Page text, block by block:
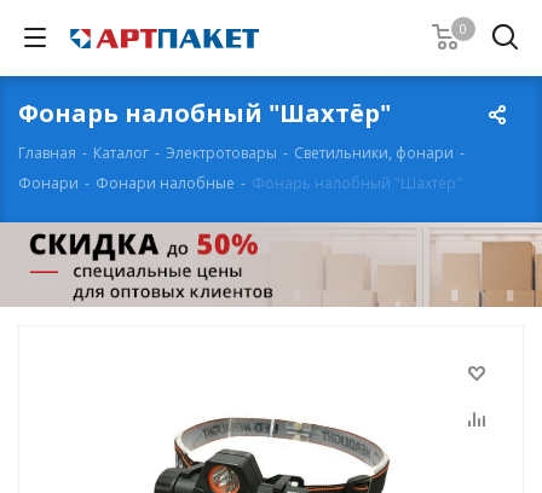
0
Фонарь налобный "Шахтёр"
Главная - Каталог - Электротовары - Светильники, фонари -
Фонари - Фонари налобные - Фонарь налобный "Шахтёр"